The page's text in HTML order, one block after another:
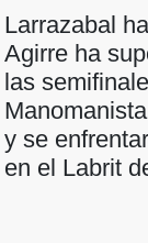
Larrazabal
Agirre ha
las
y se
en el Labrit